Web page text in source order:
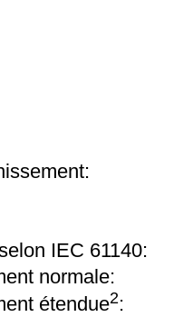
IEC 61140:
normale:
étendue2: